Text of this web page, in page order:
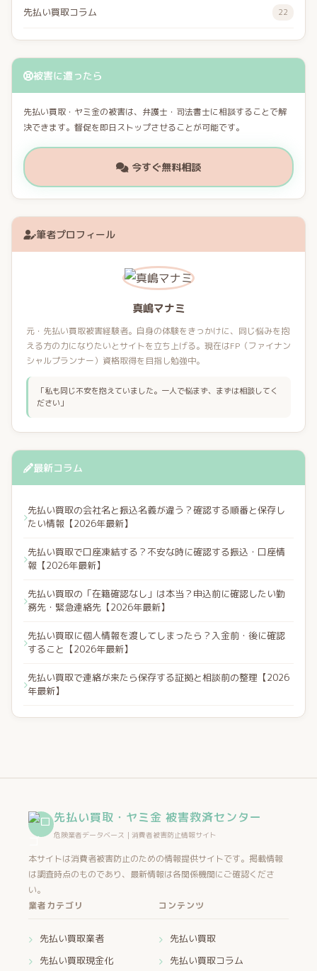
先払い買取コラム 22
被害に遭ったら
先払い買取・ヤミ金の被害は、弁護士・司法書士に相談することで解
決できます。督促を即日ストップさせることが可能です。
今すぐ無料相談
筆者プロフィール
真嶋マナミ
元・先払い買取被害経験者。自身の体験をきっかけに、同じ悩みを抱
える方の力になりたいとサイトを立ち上げる。現在はFP（ファイナン
シャルプランナー）資格取得を目指し勉強中。
「私も同じ不安を抱えていました。一人で悩まず、まずは相談してく
ださい」
最新コラム
先払い買取の会社名と振込名義が違う？確認する順番と保存し
たい情報【2026年最新】
先払い買取で口座凍結する？不安な時に確認する振込・口座情
報【2026年最新】
先払い買取の「在籍確認なし」は本当？申込前に確認したい勤
務先・緊急連絡先【2026年最新】
先払い買取に個人情報を渡してしまったら？入金前・後に確認
すること【2026年最新】
先払い買取で連絡が来たら保存する証拠と相談前の整理【2026
年最新】
先払い買取・ヤミ金 被害救済センター
危険業者データベース｜消費者被害防止情報サイト
本サイトは消費者被害防止のための情報提供サイトです。掲載情報
は調査時点のものであり、最新情報は各関係機関にご確認くださ
い。
業者カテゴリ
先払い買取業者
先払い買取現金化
コンテンツ
先払い買取
先払い買取コラム